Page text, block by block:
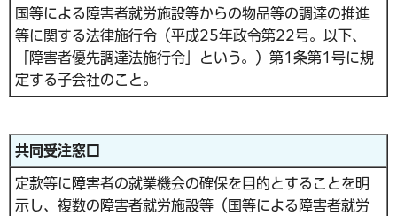
国等による障害者就労施設等からの物品等の調達の推進
等に関する法律施行令（平成25年政令第22号。以下、
「障害者優先調達法施行令」という。）第1条第1号に規
定する子会社のこと。
共同受注窓口
定款等に障害者の就業機会の確保を目的とすることを明
示し、複数の障害者就労施設等（国等による障害者就労